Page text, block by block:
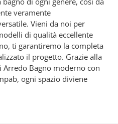
veramente
Vieni da noi per
di qualità eccellente
ti garantiremo la completa
il progetto. Grazie alla
Bagno moderno con
ogni spazio diviene